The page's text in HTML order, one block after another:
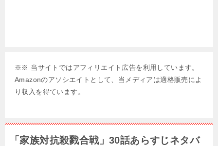
※※ 当サイトではアフィリエイト広告を利用しています。
Amazonのアソシエイトとして、当メディアは適格販売によ
り収入を得ています。
「家族対抗殺戮合戦」30話あらすじネタバ